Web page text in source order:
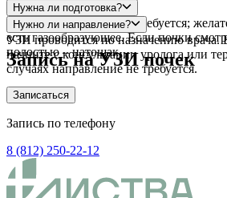
Нужна ли подготовка?
Особой подготовки не требуется;
есть газообразующее. Если почки
полостью – натощак.
Нужно ли направление?
УЗИ проводится по назначению врача.
начните с консультации уролога или
случаях направление не требуется.
Запись на УЗИ почек
Записаться
Запись по телефону
8 (812) 250-22-12